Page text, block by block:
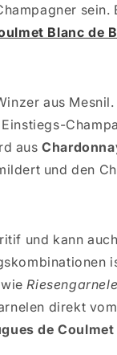
Blanc de
aus
aus
und den
und kann
direkt
de